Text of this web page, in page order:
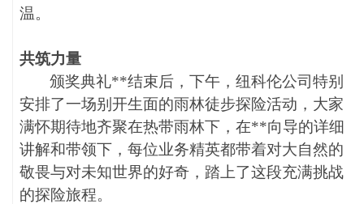
温。
共筑力量
颁奖典礼**结束后，下午，纽科伦公司特别
安排了一场别开生面的雨林徒步探险活动，大家
满怀期待地齐聚在热带雨林下，在**向导的详细
讲解和带领下，每位业务精英都带着对大自然的
敬畏与对未知世界的好奇，踏上了这段充满挑战
的探险旅程。